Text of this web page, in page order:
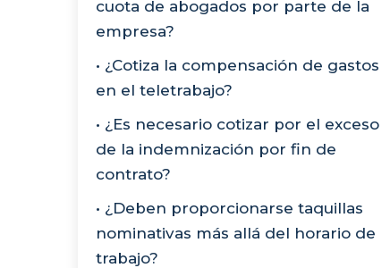
cuota de abogados por parte de la
empresa?
• ¿Cotiza la compensación de gastos
en el teletrabajo?
• ¿Es necesario cotizar por el exceso
de la indemnización por fin de
contrato?
• ¿Deben proporcionarse taquillas
nominativas más allá del horario de
trabajo?